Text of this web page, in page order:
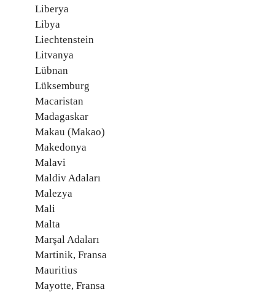
Liberya
Libya
Liechtenstein
Litvanya
Lübnan
Lüksemburg
Macaristan
Madagaskar
Makau (Makao)
Makedonya
Malavi
Maldiv Adaları
Malezya
Mali
Malta
Marşal Adaları
Martinik, Fransa
Mauritius
Mayotte, Fransa